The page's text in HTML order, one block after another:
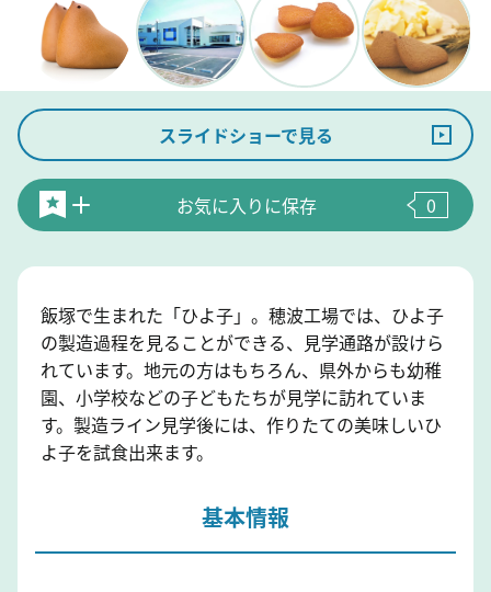
スライドショーで見る
お気に入りに保存 0
飯塚で生まれた「ひよ子」。穂波工場では、ひよ子
の製造過程を見ることができる、見学通路が設けら
れています。地元の方はもちろん、県外からも幼稚
園、小学校などの子どもたちが見学に訪れていま
す。製造ライン見学後には、作りたての美味しいひ
よ子を試食出来ます。
基本情報